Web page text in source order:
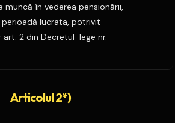
muncă în vederea pensionării,
lucrata, potrivit
art. 2 din Decretul-lege nr.
Articolul 2*)